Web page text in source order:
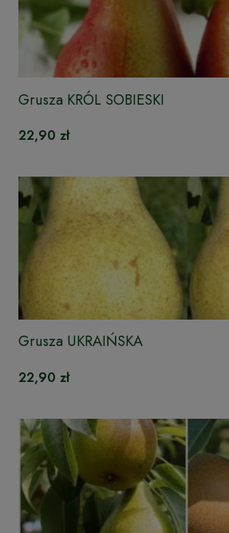
Grusza KRÓL SOBIESKI
22,90 zł
Grusza UKRAIŃSKA
22,90 zł